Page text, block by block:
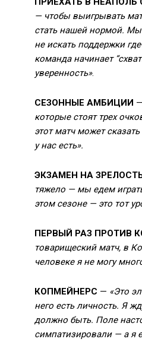
— чтобы выигрывать
стать нашей нормой.
не искать поддержки
команда начинает
уверенность».
СЕЗОННЫЕ АМБИЦИИ —
которые стоят трех
этот матч может
у нас есть».
ЭКЗАМЕН НА
тяжело — мы едем
этом сезоне — это тот
ПЕРВЫЙ РАЗ ПРОТИВ
товарищеский матч, в
человеке я не могу
КОПМЕЙНЕРС — «Это
него есть личность. Я
должно быть. Поле
симпатизировали — а я